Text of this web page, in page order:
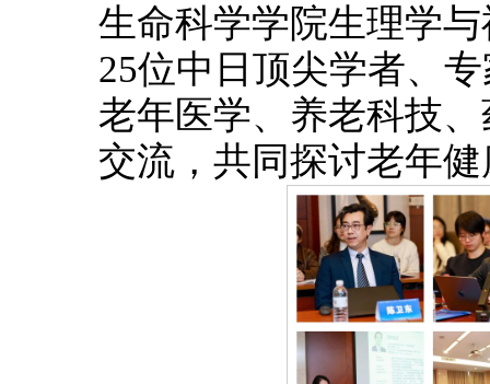
生命科学学院生理学
25位中日顶尖学者、
老年医学、养老科技
交流，共同探讨老年